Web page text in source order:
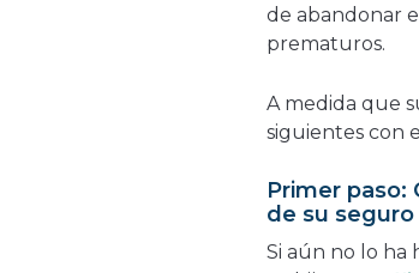
de abandonar
prematuros.
A medida que
siguientes con
Primer paso:
de su seguro
Si aún no lo ha